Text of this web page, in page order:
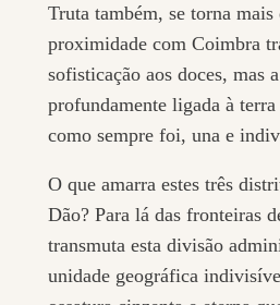
Truta também, se torna mais
proximidade com Coimbra
sofisticação aos doces, mas
profundamente ligada à
como sempre foi, una e
O que amarra estes três
Dão? Para lá das fronteiras
transmuta esta divisão
unidade geográfica